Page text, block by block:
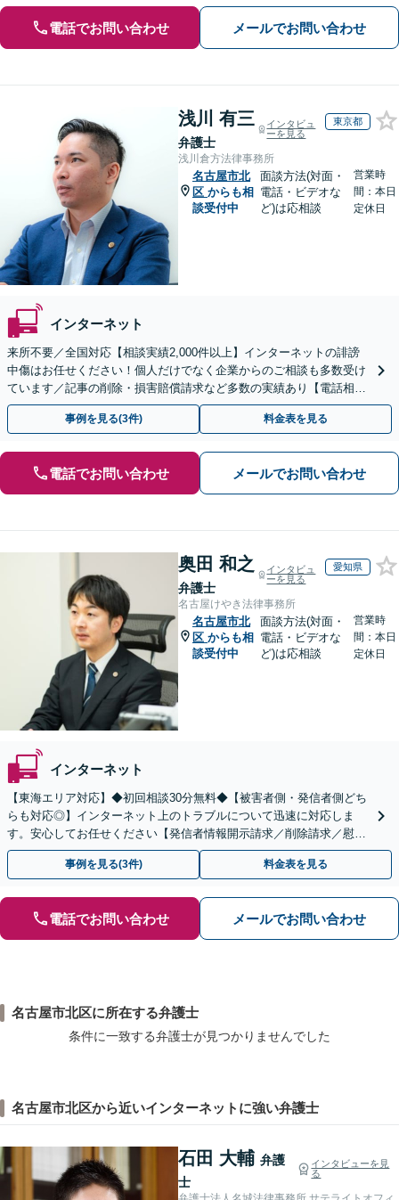
電話でお問い合わせ メールでお問い合わせ
浅川 有三
弁護士
インタビュ
ーを見る
東京都
浅川倉方法律事務所
名古屋市北
区 からも相
談受付中
面談方法(対面・
電話・ビデオな
ど)は応相談
営業時
間：本日
定休日
インターネット
来所不要／全国対応【相談実績2,000件以上】インターネットの誹謗
中傷はお任せください！個人だけでなく企業からのご相談も多数受け
ています／記事の削除・損害賠償請求など多数の実績あり【電話相談
可】【初回相談無料】【夜間休日面談可】
事例を見る(3件) 料金表を見る
電話でお問い合わせ メールでお問い合わせ
奥田 和之
弁護士
インタビュ
ーを見る
愛知県
名古屋けやき法律事務所
名古屋市北
区 からも相
談受付中
面談方法(対面・
電話・ビデオな
ど)は応相談
営業時
間：本日
定休日
インターネット
【東海エリア対応】◆初回相談30分無料◆【被害者側・発信者側どち
らも対応◎】インターネット上のトラブルについて迅速に対応しま
す。安心してお任せください【発信者情報開示請求／削除請求／慰謝
料請求／意見照会への対応】
事例を見る(3件) 料金表を見る
電話でお問い合わせ メールでお問い合わせ
名古屋市北区に所在する弁護士
条件に一致する弁護士が見つかりませんでした
名古屋市北区から近いインターネットに強い弁護士
石田 大輔 弁護
士
インタビューを見
る